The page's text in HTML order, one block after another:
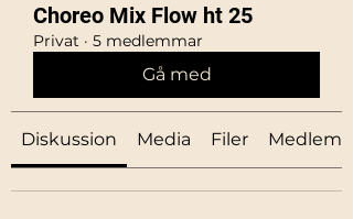
Choreo Mix Flow ht 25
Privat · 5 medlemmar
Gå med
Diskussion Media Filer